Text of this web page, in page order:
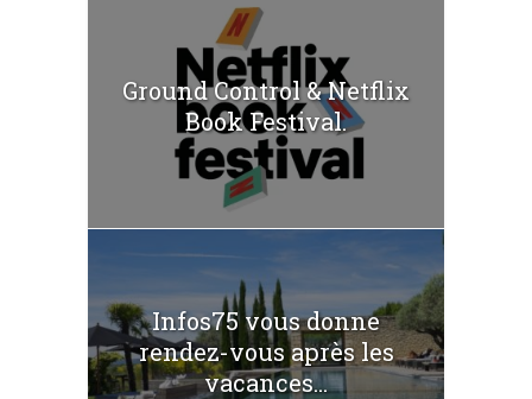
Ground Control & Netflix
Book Festival.
Infos75 vous donne
rendez-vous après les
vacances...